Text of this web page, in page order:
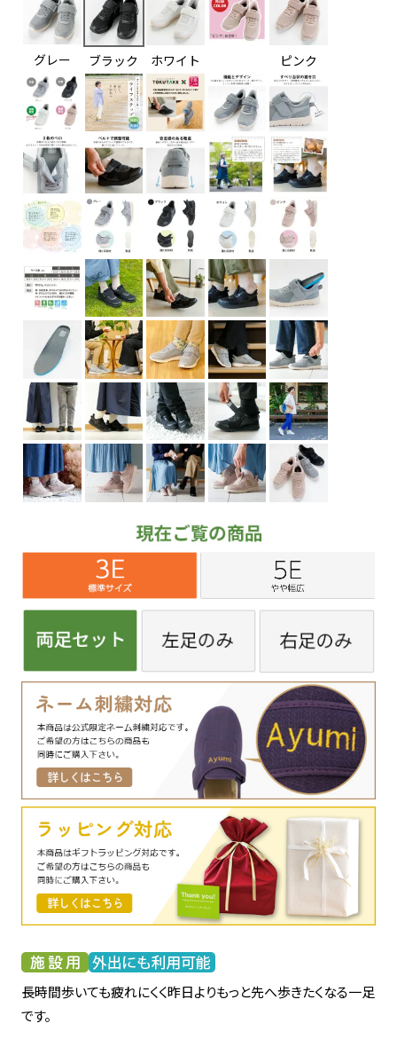
グレー ブラック ホワイト ピンク
長時間歩いても疲れにくく昨日よりもっと先へ歩きたくなる一足
です。